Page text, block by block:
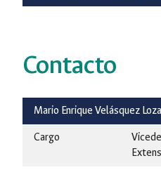
Contacto
Mario Enrique Velásquez
Cargo